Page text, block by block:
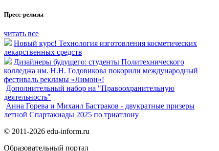
Пресс-релизы
читать все
Новый курс! Технология изготовления косметических
лекарственных средств
Дизайнеры будущего: студенты Политехнического
колледжа им. Н.Н. Годовикова покорили международный
фестиваль рекламы «Лимон»!
Дополнительный набор на "Правоохранительную
деятельность"
Анна Горева и Михаил Бастраков - двукратные призеры
летной Спартакиады 2025 по триатлону
© 2011-2026 edu-inform.ru
Образовательный портал